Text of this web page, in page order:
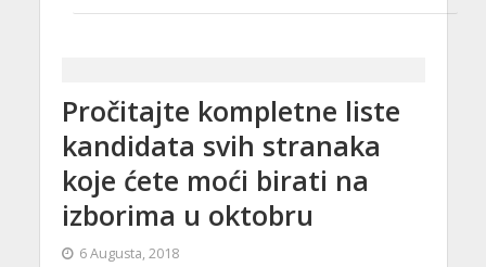
Pročitajte kompletne liste
kandidata svih stranaka
koje ćete moći birati na
izborima u oktobru
6 Augusta, 2018